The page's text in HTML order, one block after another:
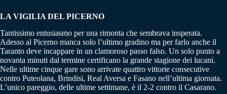
LA VIGILIA DEL PICERNO
Tantissimo entusiasmo per una rimonta che sembrava insperata.
Adesso al Picerno manca solo l’ultimo gradino ma per farlo anche il
Taranto deve incappare in un clamoroso passo falso. Un solo punto a
novanta minuti dal termine certificano la grande stagione dei lucani.
Nelle ultime cinque gare sono arrivate quattro vittorie consecutive
contro Puteolana, Brindisi, Real Aversa e Fasano nell’ultima giornata.
L’unico pareggio, delle ultime settimane, è il 2-2 contro il Casarano.